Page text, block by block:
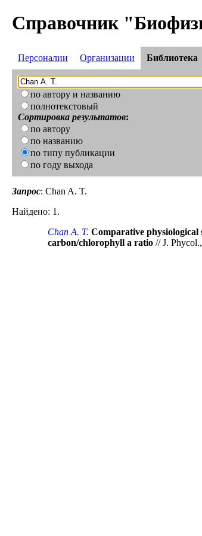
Справочник
Персоналии Организации Библиотека
по автору и названию
полнотекстовый
Сортировка результатов:
по автору
по названию
по типу публикации
по году выхода
Запрос: Chan A. T.
Найдено: 1.
Chan A. T. Comparative physiological
carbon/chlorophyll a ratio // J.